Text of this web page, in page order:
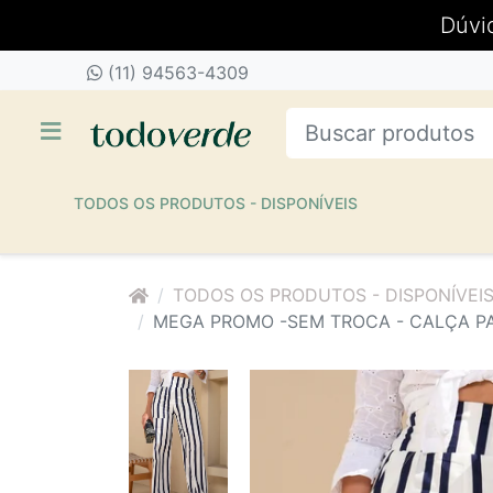
(11) 94563-4309
TODOS OS PRODUTOS - DISPONÍVEIS
TODOS OS PRODUTOS - DISPONÍVEIS
MEGA PROMO -SEM TROCA - CALÇA